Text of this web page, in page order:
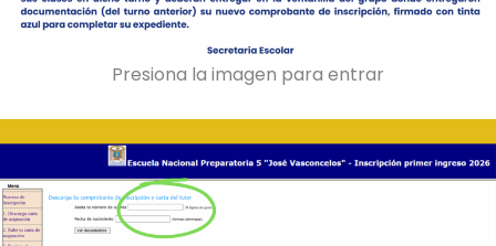
Presiona la imagen para entrar